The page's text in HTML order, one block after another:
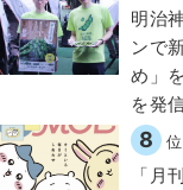
明治
ンで
め」
を発
8 位
「月